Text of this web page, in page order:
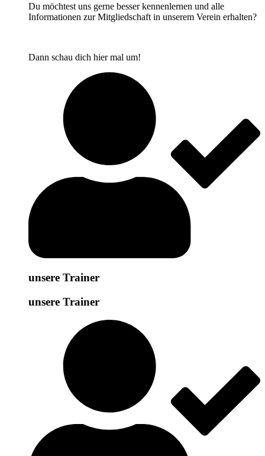
Du möchtest uns gerne besser kennenlernen und alle
Informationen zur Mitgliedschaft in unserem Verein erhalten?
Dann schau dich hier mal um!
unsere Trainer
unsere Trainer